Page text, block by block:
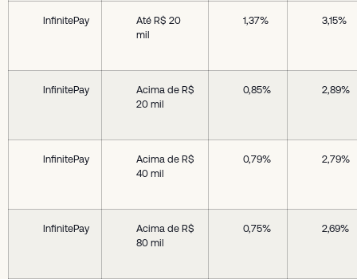
InfinitePay
Até R$ 20
mil
1,37% 3,15%
InfinitePay
Acima de R$
20 mil
0,85% 2,89%
InfinitePay
Acima de R$
40 mil
0,79% 2,79%
InfinitePay
Acima de R$
80 mil
0,75% 2,69%